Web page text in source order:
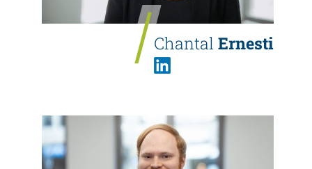
ChantalErnesti